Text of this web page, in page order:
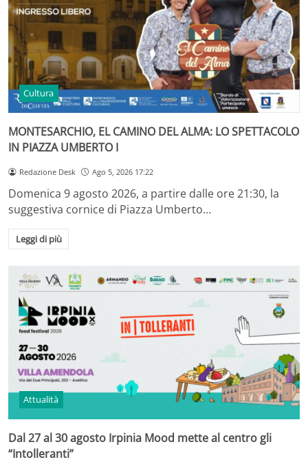
Cultura
MONTESARCHIO, EL CAMINO DEL ALMA: LO SPETTACOLO
IN PIAZZA UMBERTO I
Redazione Desk Ago 5, 2026 17:22
Domenica 9 agosto 2026, a partire dalle ore 21:30, la
suggestiva cornice di Piazza Umberto…
Leggi di più
Attualità
Dal 27 al 30 agosto Irpinia Mood mette al centro gli
“Intolleranti”